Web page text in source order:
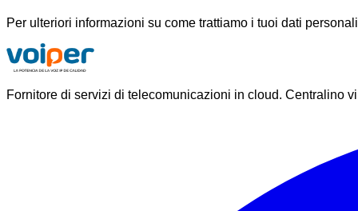
Per ulteriori informazioni su come trattiamo i tuoi dati
Fornitore di servizi di telecomunicazioni in cloud. Centralino